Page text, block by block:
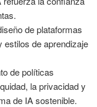
de plataformas
estilos de aprendizaje
de políticas
la privacidad y
de IA sostenible.